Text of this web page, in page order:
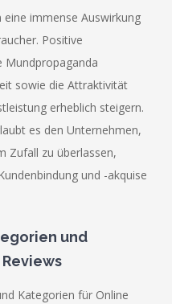
immense Auswirkung
Positive
Mundpropaganda
sowie die Attraktivität
erheblich steigern.
es den Unternehmen,
Zufall zu überlassen,
und -akquise
und
Kategorien für Online